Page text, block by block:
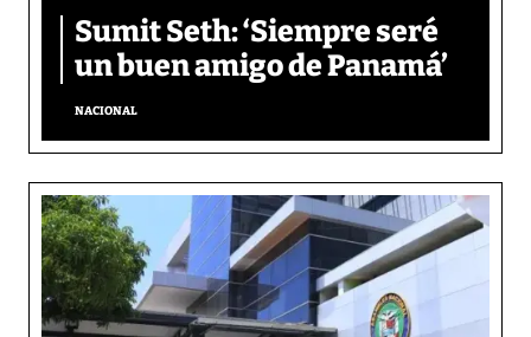
Sumit Seth: ‘Siempre seré
un buen amigo de Panamá’
NACIONAL